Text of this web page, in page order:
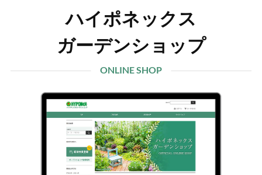
ハイポネックス
ガーデンショップ
ONLINE SHOP